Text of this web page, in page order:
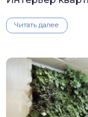
Читать далее